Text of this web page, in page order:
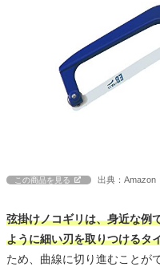
この商品を見る 出典：Amazon
弦掛けノコギリは、身近な例
ように細い刃を取りつけるタ
ため、曲線に切り進むことが